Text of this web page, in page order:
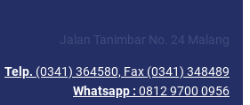
Jalan Tanimbar No. 24 Malang
Telp. (0341) 364580, Fax (0341) 348489
Whatsapp : 0812 9700 0956